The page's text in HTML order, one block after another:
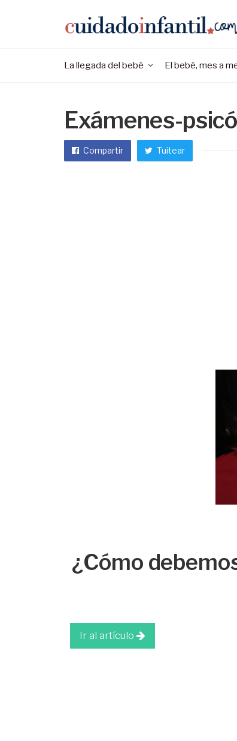
La llegada del bebé El bebé, mes a
Exámenes-
Compartir Tuitear
¿Cómo
Ir al artículo